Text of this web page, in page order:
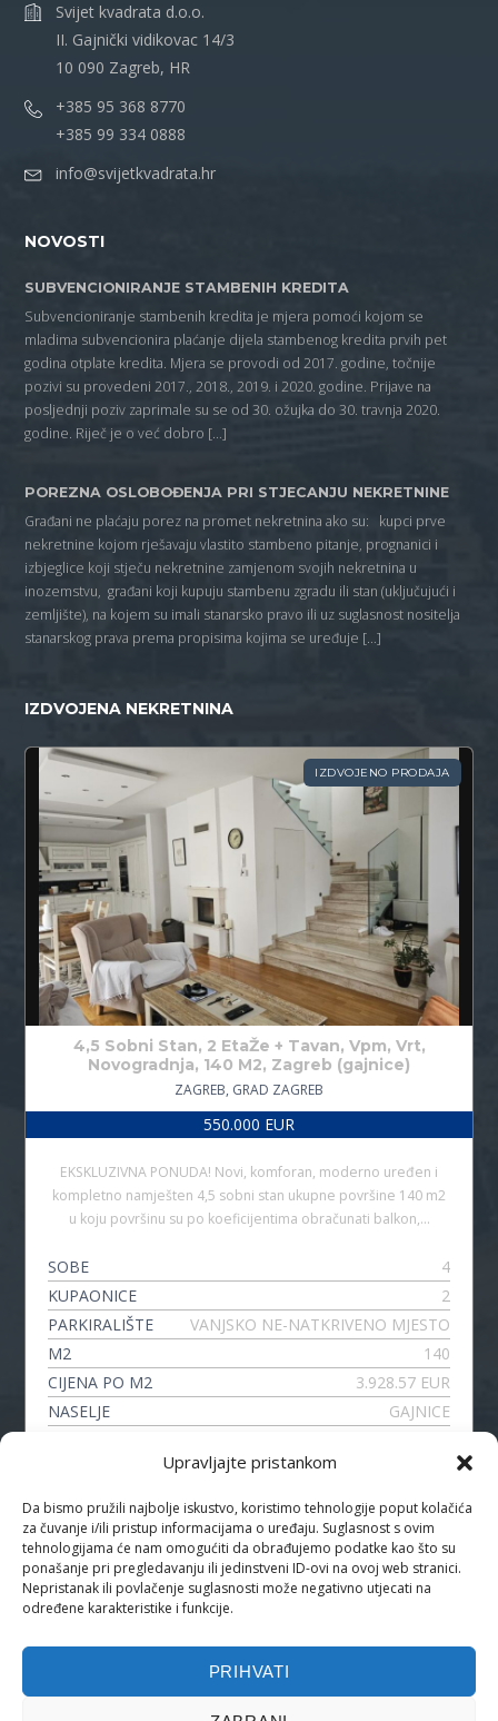
Upravljajte pristankom
Da bismo pružili najbolje iskustvo, koristimo tehnologije poput kolačića
za čuvanje i/ili pristup informacijama o uređaju. Suglasnost s ovim
tehnologijama će nam omogućiti da obrađujemo podatke kao što su
ponašanje pri pregledavanju ili jedinstveni ID-ovi na ovoj web stranici.
Nepristanak ili povlačenje suglasnosti može negativno utjecati na
određene karakteristike i funkcije.
PRIHVATI
Svijet kvadrata d.o.o.
II. Gajnički vidikovac 14/3
10 090 Zagreb, HR
+385 95 368 8770
+385 99 334 0888
info@svijetkvadrata.hr
NOVOSTI
SUBVENCIONIRANJE STAMBENIH KREDITA
Subvencioniranje stambenih kredita je mjera pomoći kojom se
mladima subvencionira plaćanje dijela stambenog kredita prvih pet
godina otplate kredita. Mjera se provodi od 2017. godine, točnije
pozivi su provedeni 2017., 2018., 2019. i 2020. godine. Prijave na
posljednji poziv zaprimale su se od 30. ožujka do 30. travnja 2020.
godine. Riječ je o već dobro […]
POREZNA OSLOBOĐENJA PRI STJECANJU NEKRETNINE
Građani ne plaćaju porez na promet nekretnina ako su: kupci prve
nekretnine kojom rješavaju vlastito stambeno pitanje, prognanici i
izbjeglice koji stječu nekretnine zamjenom svojih nekretnina u
inozemstvu, građani koji kupuju stambenu zgradu ili stan (uključujući i
zemljište), na kojem su imali stanarsko pravo ili uz suglasnost nositelja
stanarskog prava prema propisima kojima se uređuje […]
IZDVOJENA NEKRETNINA
IZDVOJENO PRODAJA
4,5 Sobni Stan, 2 EtaŽe + Tavan, Vpm, Vrt,
Novogradnja, 140 M2, Zagreb (gajnice)
ZAGREB, GRAD ZAGREB
550.000 EUR
EKSKLUZIVNA PONUDA! Novi, komforan, moderno uređen i
kompletno namješten 4,5 sobni stan ukupne površine 140 m2
u koju površinu su po koeficijentima obračunati balkon,…
SOBE
4
KUPAONICE
2
PARKIRALIŠTE
VANJSKO NE-NATKRIVENO MJESTO
M2
140
CIJENA PO M2
3.928.57 EUR
NASELJE
GAJNICE
PRATITE NAS